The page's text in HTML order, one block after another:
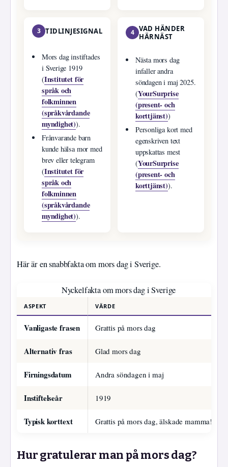
3 TIDLINJESIGNAL
Mors dag instiftades
i Sverige 1919
(Institutet för
språk och
folkminnen
(språkvårdande
myndighet)).
Frånvarande barn
kunde hälsa mor med
brev eller telegram
(Institutet för
språk och
folkminnen
(språkvårdande
myndighet)).
4 VAD HÄNDER
HÄRNÄST
Nästa mors dag
infaller andra
söndagen i maj 2025.
(YourSurprise
(present- och
korttjänst))
Personliga kort med
egenskriven text
uppskattas mest
(YourSurprise
(present- och
korttjänst)).
Här är en snabbfakta om mors dag i Sverige.
Nyckelfakta om mors dag i Sverige
ASPEKT VÄRDE
Vanligaste frasen Grattis på mors dag
Alternativ fras Glad mors dag
Firningsdatum Andra söndagen i maj
Instiftelseår 1919
Typisk korttext Grattis på mors dag, älskade mamma!
Hur gratulerar man på mors dag?